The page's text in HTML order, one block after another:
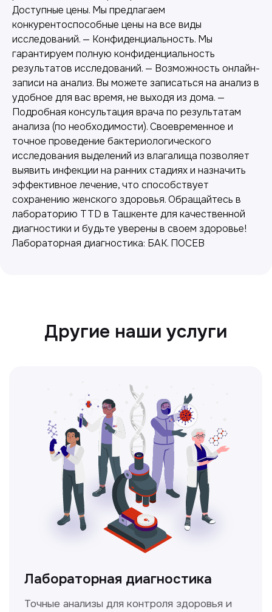
Доступные цены. Мы предлагаем
конкурентоспособные цены на все виды
исследований. — Конфиденциальность. Мы
гарантируем полную конфиденциальность
результатов исследований. — Возможность онлайн-
записи на анализ. Вы можете записаться на анализ в
удобное для вас время, не выходя из дома. —
Подробная консультация врача по результатам
анализа (по необходимости). Своевременное и
точное проведение бактериологического
исследования выделений из влагалища позволяет
выявить инфекции на ранних стадиях и назначить
эффективное лечение, что способствует
сохранению женского здоровья. Обращайтесь в
лабораторию TTD в Ташкенте для качественной
диагностики и будьте уверены в своем здоровье!
Лабораторная диагностика: БАК. ПОСЕВ
Лабораторная диагностика
Точные анализы для контроля здоровья и
выявления заболеваний.
Ультразвуковая диагностика
Безопасный и точный метод для
обследования внутренних органов.